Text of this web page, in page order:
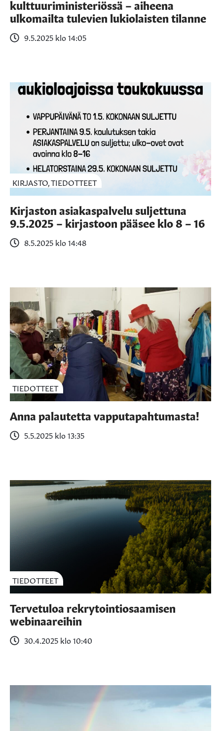
kulttuuriministeriössä – aiheena
ulkomailta tulevien lukiolaisten tilanne
9.5.2025 klo 14:05
KIRJASTO, TIEDOTTEET
Kirjaston asiakaspalvelu suljettuna
9.5.2025 – kirjastoon pääsee klo 8 – 16
8.5.2025 klo 14:48
TIEDOTTEET
Anna palautetta vapputapahtumasta!
5.5.2025 klo 13:35
TIEDOTTEET
Tervetuloa rekrytointiosaamisen
webinaareihin
30.4.2025 klo 10:40